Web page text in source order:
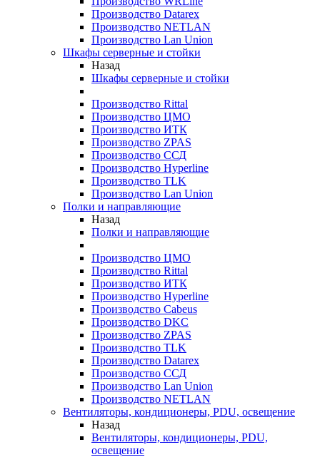
Производство Datarex
Производство NETLAN
Производство Lan Union
Шкафы серверные и стойки
Назад
Шкафы серверные и стойки
Производство Rittal
Производство ЦМО
Производство ИТК
Производство ZPAS
Производство ССД
Производство Hyperline
Производство TLK
Производство Lan Union
Полки и направляющие
Назад
Полки и направляющие
Производство ЦМО
Производство Rittal
Производство ИТК
Производство Hyperline
Производство Cabeus
Производство DKC
Производство ZPAS
Производство TLK
Производство Datarex
Производство ССД
Производство Lan Union
Производство NETLAN
Вентиляторы, кондиционеры, PDU, освещение
Назад
Вентиляторы, кондиционеры, PDU,
освещение